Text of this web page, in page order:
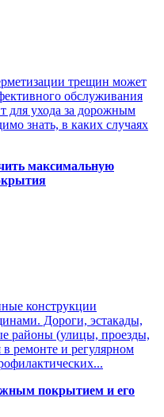
трещин может
обслуживания
для ухода за дорожным
знать, в каких случаях
максимальную
конструкции
Дороги, эстакады,
районы (улицы, проезды,
ремонте и регулярном
покрытием и его